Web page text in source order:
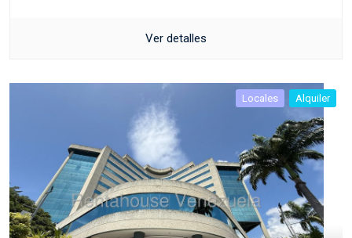
Ver detalles
Locales Alquiler